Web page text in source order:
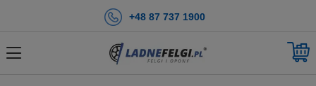
+48 87 737 1900